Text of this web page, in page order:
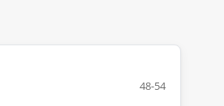
48-54